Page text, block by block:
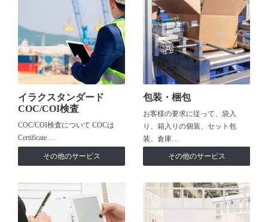
イラクスタンダード
COC/COI検査
COC/COI検査について COCは
Certificate …
その他のサービス
包装・梱包
お客様の要求に従って、袋入
り、箱入りの個装、セット包
装、倉庫…
その他のサービス